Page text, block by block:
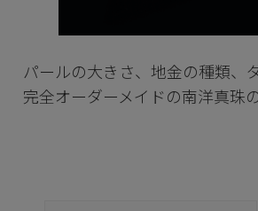
パールの大きさ、地金の種類、
完全オーダーメイドの南洋真珠